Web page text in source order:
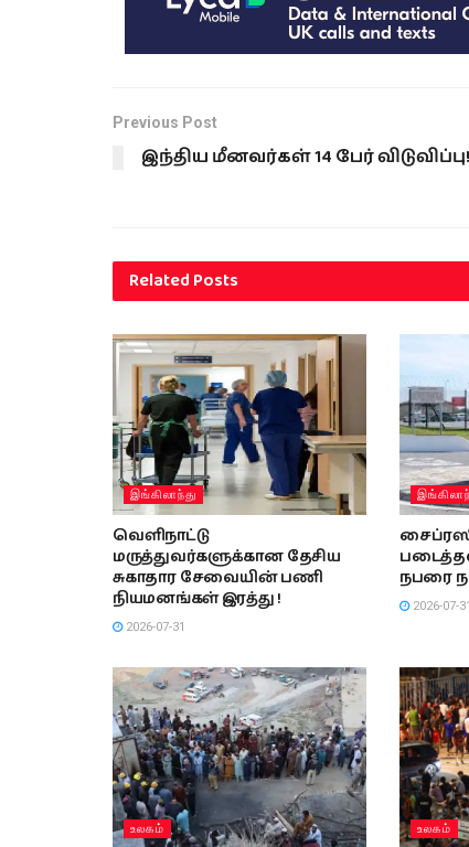
Previous Post
இந்திய மீனவர்கள் 14 பேர் விடுவிப்பு!
RelatedPosts
இங்கிலாந்து
வெளிநாட்டு
மருத்துவர்களுக்கான தேசிய
சுகாதார சேவையின் பணி
நியமனங்கள் இரத்து !
2026-07-31
நபரை
2026-07-31
உலகம் உலகம்